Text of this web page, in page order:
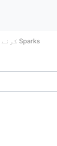
Sparks کرنے امریکی ڈالر زر مبادلہ کی شرح